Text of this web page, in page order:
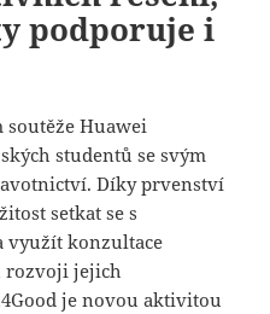
podporuje i
Huawei
studentů se svým
Díky prvenství
setkat se s
využít konzultace
rozvoji jejich
je novou aktivitou